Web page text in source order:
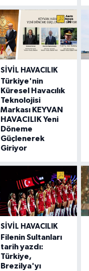
SIVIL HAVACILIK
Türkiye'nin
Küresel Havacılık
Teknolojisi
Markası KEYVAN
HAVACILIK Yeni
Döneme
Güçlenerek
Giriyor
SIVIL HAVACILIK
Filenin Sultanları
tarih yazdı:
Türkiye,
Brezilya'yı